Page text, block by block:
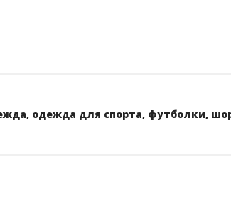
одежда для спорта, футболки,